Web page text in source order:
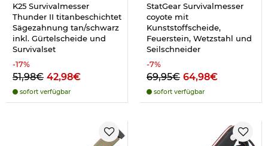
K25 Survivalmesser
Thunder II titanbeschichtet
Sägezahnung tan/schwarz
inkl. Gürtelscheide und
Survivalset
-17%
51,98€ 42,98€
sofort verfügbar
StatGear Survivalmesser
coyote mit
Kunststoffscheide,
Feuerstein, Wetzstahl und
Seilschneider
-7%
69,95€ 64,98€
sofort verfügbar